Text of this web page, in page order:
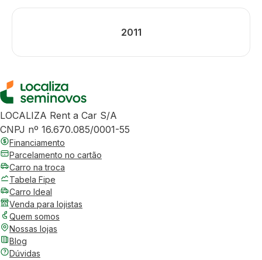
2011
LOCALIZA Rent a Car S/A
CNPJ nº 16.670.085/0001-55
Financiamento
Parcelamento no cartão
Carro na troca
Tabela Fipe
Carro Ideal
Venda para lojistas
Quem somos
Nossas lojas
Blog
Dúvidas